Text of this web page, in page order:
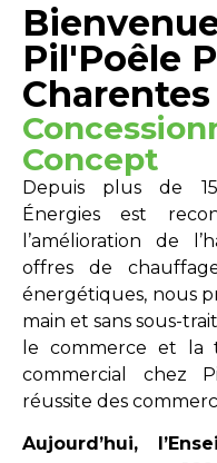
Pil'Poêle
Concept
Depuis plus de 15
Énergies est
l’amélioration de
offres de
énergétiques, nous
main et sans sous-
le commerce et la
commercial chez
réussite des
Aujourd’hui,